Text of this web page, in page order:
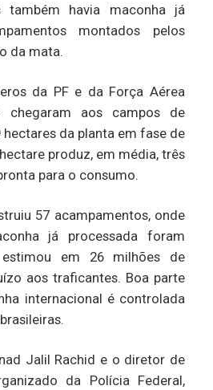
havia maconha já
montados pelos
da mata.
da PF e da Força Aérea
chegaram aos campos de
da planta em fase de
produz, em média, três
para o consumo.
57 acampamentos, onde
já processada foram
estimou em 26 milhões de
aos traficantes. Boa parte
internacional é controlada
Jalil Rachid e o diretor de
da Polícia Federal,